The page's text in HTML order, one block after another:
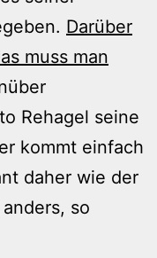
Darüber
muss man
Rehagel seine
kommt einfach
daher wie der
so